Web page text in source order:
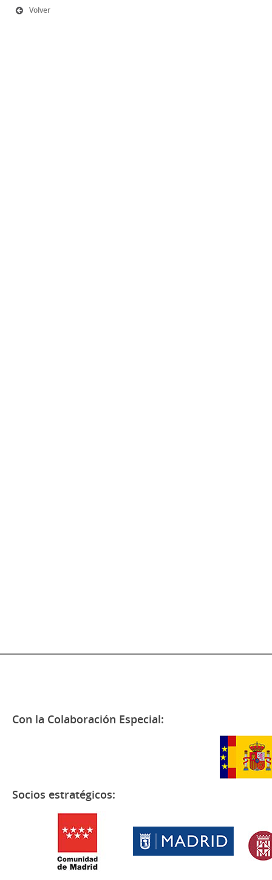
Volver
Con la Colaboración Especial:
Socios estratégicos: